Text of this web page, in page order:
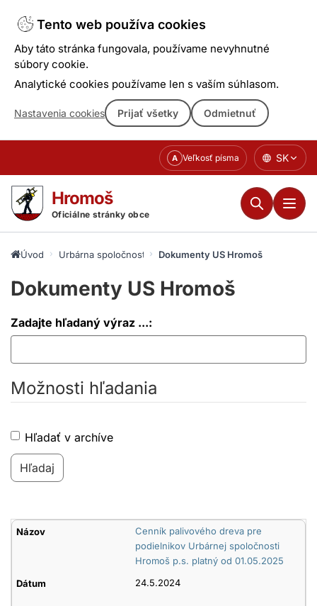
Tento web používa cookies
Aby táto stránka fungovala, používame nevyhnutné
súbory cookie.
Analytické cookies používame len s vaším súhlasom.
Nastavenia cookies Prijať všetky Odmietnuť
obsahu
A Veľkosť písma SK
Hromoš
Oficiálne stránky obce
Úvod Urbárna spoločnosť Hromoš p.s.Dokumenty US Hromoš
Dokumenty US Hromoš
Zadajte hľadaný výraz ...:
Možnosti hľadania
Hľadať v archíve
Dokumenty
Cenník palivového dreva pre
podielnikov Urbárnej spoločnosti
Hromoš p.s. platný od 01.05.2025
24.5.2024